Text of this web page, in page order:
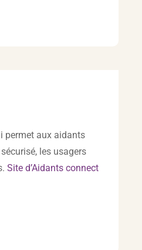
permet aux aidants
les usagers
Site d’Aidants connect